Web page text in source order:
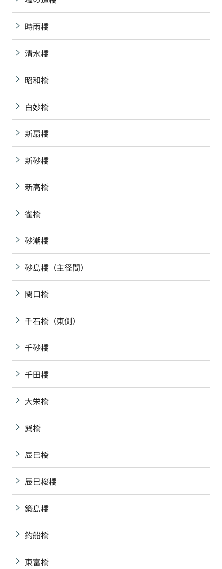
時雨橋
清水橋
昭和橋
白妙橋
新扇橋
新砂橋
新高橋
雀橋
砂潮橋
砂島橋（主径間）
関口橋
千石橋（東側）
千砂橋
千田橋
大栄橋
巽橋
辰巳橋
辰巳桜橋
築島橋
釣船橋
東富橋